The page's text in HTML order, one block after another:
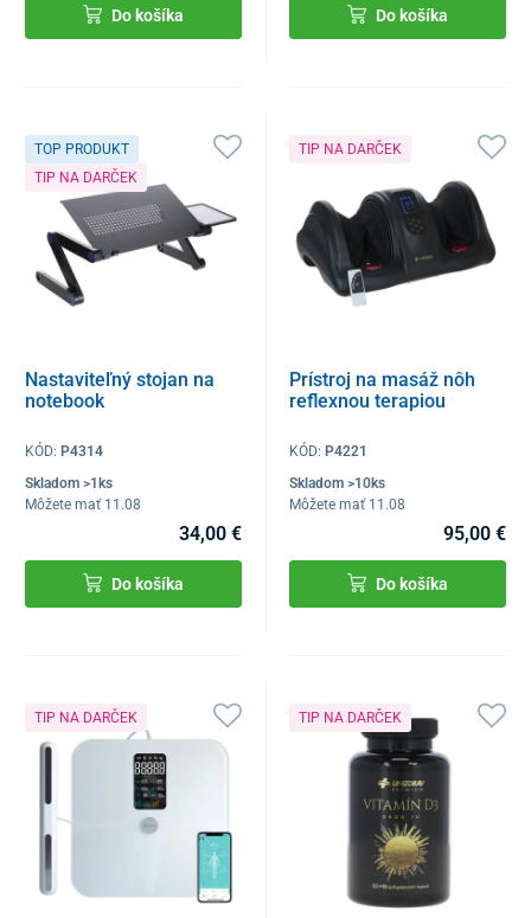
Do košíka Do košíka
TOP PRODUKT
TIP NA DARČEK
Nastaviteľný stojan na
notebook
KÓD: P4314
Skladom >1ks
Môžete mať 11.08
34,00 €
Do košíka
TIP NA DARČEK
Prístroj na masáž nôh
reflexnou terapiou
KÓD:P4221
Skladom >10ks
Môžete mať 11.08
95,00 €
Do košíka
TIP NA DARČEK TIP NA DARČEK